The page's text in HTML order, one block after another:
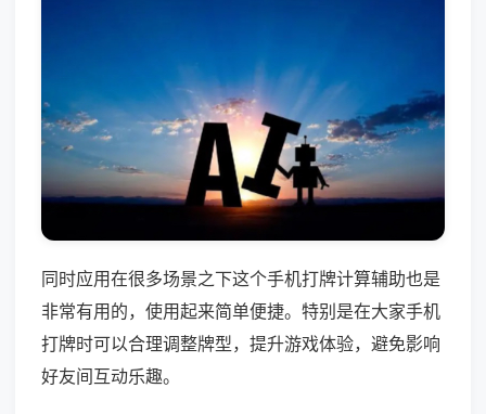
同时应用在很多场景之下这个手机打牌计算辅助也是
非常有用的，使用起来简单便捷。特别是在大家手机
打牌时可以合理调整牌型，提升游戏体验，避免影响
好友间互动乐趣。